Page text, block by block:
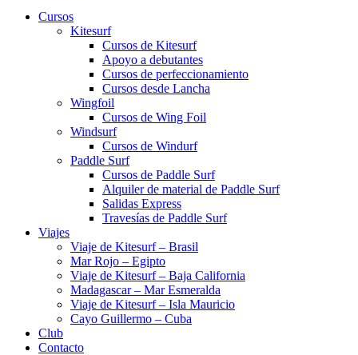
Cursos
Kitesurf
Cursos de Kitesurf
Apoyo a debutantes
Cursos de perfeccionamiento
Cursos desde Lancha
Wingfoil
Cursos de Wing Foil
Windsurf
Cursos de Windurf
Paddle Surf
Cursos de Paddle Surf
Alquiler de material de Paddle Surf
Salidas Express
Travesías de Paddle Surf
Viajes
Viaje de Kitesurf – Brasil
Mar Rojo – Egipto
Viaje de Kitesurf – Baja California
Madagascar – Mar Esmeralda
Viaje de Kitesurf – Isla Mauricio
Cayo Guillermo – Cuba
Club
Contacto